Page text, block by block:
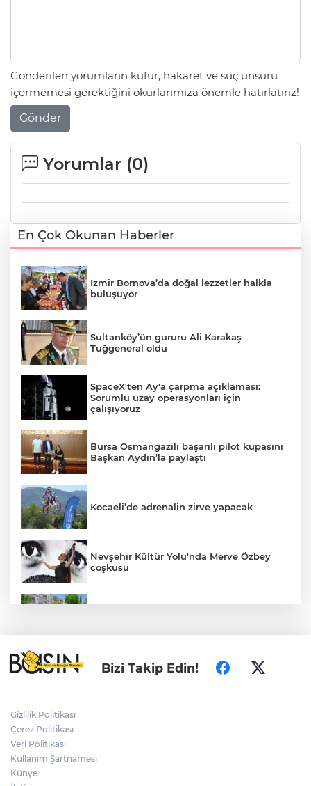
Gönderilen yorumların küfür, hakaret ve suç unsuru
içermemesi gerektiğini okurlarımıza önemle hatırlatırız!
Gönder
Yorumlar (0)
En Çok Okunan Haberler
İzmir Bornova’da doğal lezzetler halkla
buluşuyor
Sultanköy’ün gururu Ali Karakaş
Tuğgeneral oldu
SpaceX'ten Ay'a çarpma açıklaması:
Sorumlu uzay operasyonları için
çalışıyoruz
Bursa Osmangazili başarılı pilot kupasını
Başkan Aydın’la paylaştı
Kocaeli’de adrenalin zirve yapacak
Nevşehir Kültür Yolu'nda Merve Özbey
coşkusu
MEB ve Türk Kızılay'dan Çocuklara
Yönelik Afet Farkındalık Çalıştayı
Bizi Takip Edin!
Gizlilik Politikası
Çerez Politikası
Veri Politikası
Kullanım Şartnamesi
Künye